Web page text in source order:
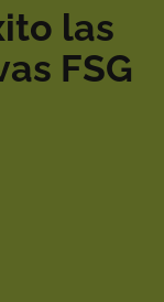
las
FSG